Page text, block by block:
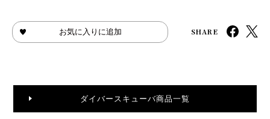
お気に入りに追加 SHARE
ダイバースキューバ商品一覧